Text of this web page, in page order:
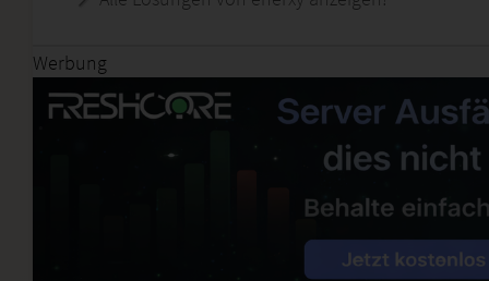
Werbung